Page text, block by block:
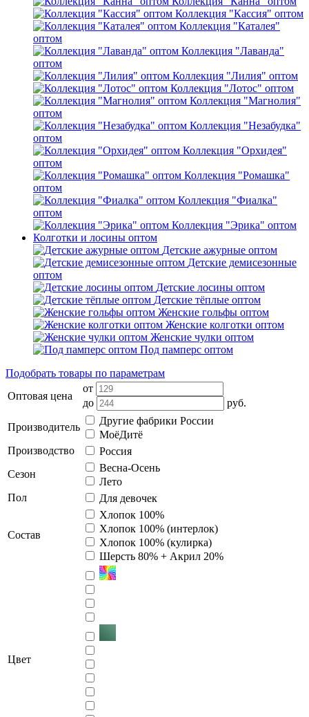
Коллекция "Кассия" оптом
Коллекция "Каталея"
оптом
Коллекция "Лаванда"
оптом
Коллекция "Лилия" оптом
Коллекция "Лотос" оптом
Коллекция "Магнолия"
оптом
Коллекция "Незабудка"
оптом
Коллекция "Орхидея"
оптом
Коллекция "Ромашка"
оптом
Коллекция "Фиалка"
оптом
Коллекция "Эрика" оптом
Колготки и лосины оптом
Детские ажурные оптом
Детские демисезонные
оптом
Детские лосины оптом
Детские тёплые оптом
Женские гольфы оптом
Женские колготки оптом
Женские чулки оптом
Под памперс оптом
Подобрать товары по параметрам
Оптовая цена
от
до
руб.
Производитель
Другие фабрики России
МоёДитё
Производство
Россия
Сезон
Весна-Осень
Лето
Пол
Для девочек
Состав
Хлопок 100%
Хлопок 100% (интерлок)
Хлопок 100% (кулирка)
Шерсть 80% + Акрил 20%
Цвет